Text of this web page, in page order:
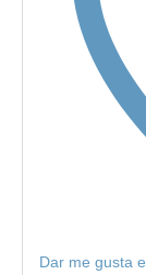
Dar me gusta